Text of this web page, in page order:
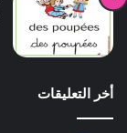
أخر التعليقات